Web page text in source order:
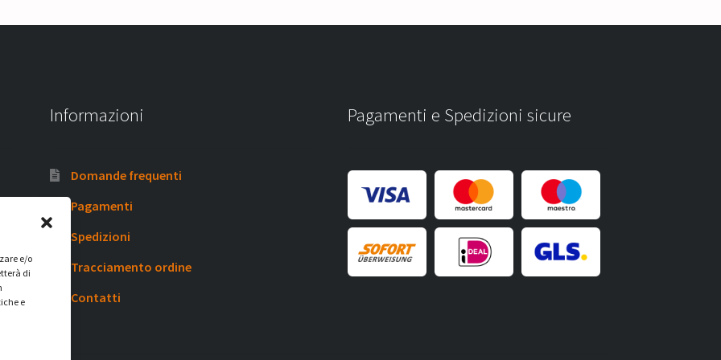
e/o
di
e
Informazioni
Domande frequenti
Pagamenti
Spedizioni
Tracciamento ordine
Contatti
Pagamenti e Spedizioni sicure